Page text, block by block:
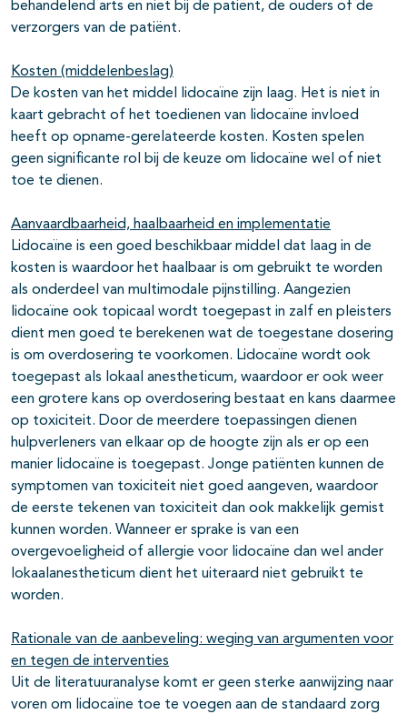
behandelend arts en niet bij de patiënt, de ouders of de
verzorgers van de patiënt.
Kosten (middelenbeslag)
De kosten van het middel lidocaïne zijn laag. Het is niet in
kaart gebracht of het toedienen van lidocaïne invloed
heeft op opname-gerelateerde kosten. Kosten spelen
geen significante rol bij de keuze om lidocaïne wel of niet
toe te dienen.
Aanvaardbaarheid, haalbaarheid en implementatie
Lidocaïne is een goed beschikbaar middel dat laag in de
kosten is waardoor het haalbaar is om gebruikt te worden
als onderdeel van multimodale pijnstilling. Aangezien
lidocaïne ook topicaal wordt toegepast in zalf en pleisters
dient men goed te berekenen wat de toegestane dosering
is om overdosering te voorkomen. Lidocaïne wordt ook
toegepast als lokaal anestheticum, waardoor er ook weer
een grotere kans op overdosering bestaat en kans daarmee
op toxiciteit. Door de meerdere toepassingen dienen
hulpverleners van elkaar op de hoogte zijn als er op een
manier lidocaïne is toegepast. Jonge patiënten kunnen de
symptomen van toxiciteit niet goed aangeven, waardoor
de eerste tekenen van toxiciteit dan ook makkelijk gemist
kunnen worden. Wanneer er sprake is van een
overgevoeligheid of allergie voor lidocaïne dan wel ander
lokaalanestheticum dient het uiteraard niet gebruikt te
worden.
Rationale van de aanbeveling: weging van argumenten voor
en tegen de interventies
Uit de literatuuranalyse komt er geen sterke aanwijzing naar
voren om lidocaïne toe te voegen aan de standaard zorg